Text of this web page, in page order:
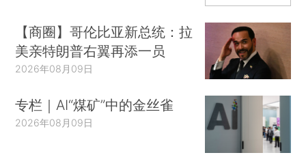
【商圈】哥伦比亚新总统：拉
美亲特朗普右翼再添一员
2026年08月09日
专栏｜AI“煤矿”中的金丝雀
2026年08月09日